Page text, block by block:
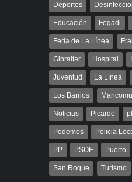
Deportes
Educación Fegadi
Feria de La Línea
Gibraltar Hospital
Juventud La Línea
Los Barrios
Noticias Picardo
Podemos Policia
PP PSOE Puerto
San Roque Turismo